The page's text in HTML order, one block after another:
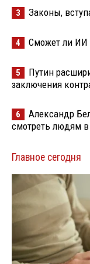
3 Законы,
4 Сможет ли ИИ
5
Путин
заключения
6
Александр
смотреть людям в
Главное сегодня